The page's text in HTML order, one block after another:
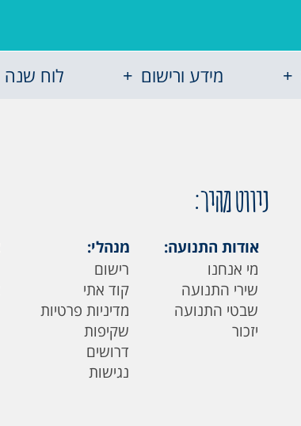
מידע ורישום לוח שנה
ניווט מהיר:
אודות התנועה:
מי אנחנו
שירי התנועה
שבטי התנועה
יזכור
מנהלי:
רישום
קוד אתי
מדיניות פרטיות
שקיפות
דרושים
נגישות